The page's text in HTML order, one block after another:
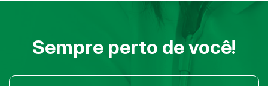
Sempre perto de você!